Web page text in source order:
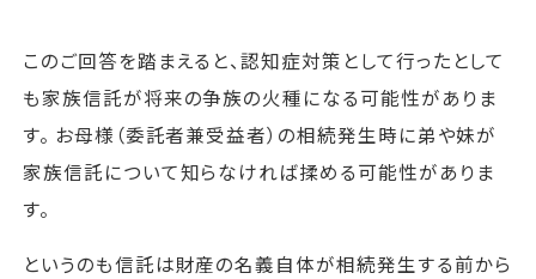
このご回答を踏まえると、認知症対策として行ったとして
も家族信託が将来の争族の火種になる可能性がありま
す。 お母様（委託者兼受益者）の相続発生時に弟や妹が
家族信託について知らなければ揉める可能性がありま
す。
というのも信託は財産の名義自体が相続発生する前から